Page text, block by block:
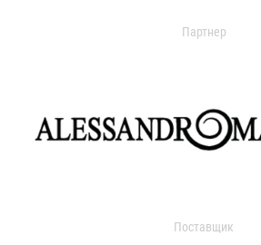
Партнер
Поставщик